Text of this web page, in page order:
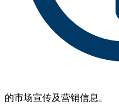
的市场宣传及营销信息。